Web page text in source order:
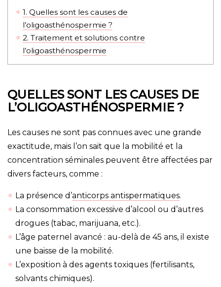
1. Quelles sont les causes de
l’oligoasthénospermie ?
2. Traitement et solutions contre
l’oligoasthénospermie
QUELLES SONT LES CAUSES DE
L’OLIGOASTHÉNOSPERMIE ?
Les causes ne sont pas connues avec une grande
exactitude, mais l’on sait que la mobilité et la
concentration séminales peuvent être affectées par
divers facteurs, comme :
La présence d’anticorps antispermatiques.
La consommation excessive d’alcool ou d’autres
drogues (tabac, marijuana, etc.).
L’âge paternel avancé : au-delà de 45 ans, il existe
une baisse de la mobilité.
L’exposition à des agents toxiques (fertilisants,
solvants chimiques).